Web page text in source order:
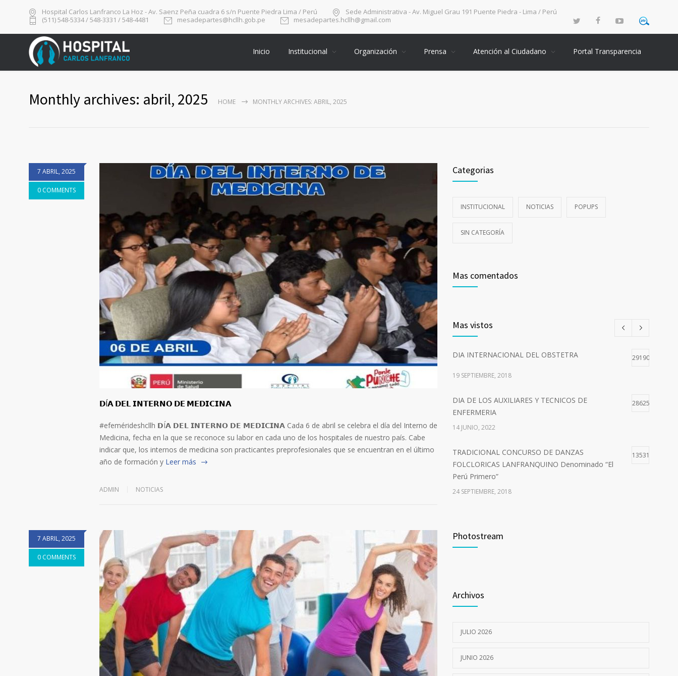
Hospital Carlos Lanfranco La Hoz - Av. Saenz Peña cuadra 6 s/n Puente Piedra Lima / Perú
Sede Administrativa - Av. Miguel Grau 191 Puente Piedra - Lima / Perú
(511) 548-5334 / 548-3331 / 548-4481
mesadepartes@hcllh.gob.pe mesadepartes.hcllh@gmail.com
Inicio Institucional Organización Prensa Atención al Ciudadano Portal Transparencia
Monthly archives: abril, 2025 HOME MONTHLY ARCHIVES: ABRIL, 2025
7 ABRIL, 2025
0 COMMENTS
𝗗Í𝗔 𝗗𝗘𝗟 𝗜𝗡𝗧𝗘𝗥𝗡𝗢 𝗗𝗘 𝗠𝗘𝗗𝗜𝗖𝗜𝗡𝗔
#efemérideshcllh 𝗗Í𝗔 𝗗𝗘𝗟 𝗜𝗡𝗧𝗘𝗥𝗡𝗢 𝗗𝗘 𝗠𝗘𝗗𝗜𝗖𝗜𝗡𝗔 Cada 6 de abril se celebra el día del Interno de
Medicina, fecha en la que se reconoce su labor en cada uno de los hospitales de nuestro país. Cabe
indicar que, los internos de medicina son practicantes preprofesionales que se encuentran en el último
año de formación y Leer más
ADMIN NOTICIAS
7 ABRIL, 2025
0 COMMENTS
Categorias
INSTITUCIONAL NOTICIAS POPUPS
SIN CATEGORÍA
Mas comentados
Mas vistos
DIA INTERNACIONAL DEL OBSTETRA 29190
19 SEPTIEMBRE, 2018
DIA DE LOS AUXILIARES Y TECNICOS DE
ENFERMERIA
28625
14 JUNIO, 2022
TRADICIONAL CONCURSO DE DANZAS
FOLCLORICAS LANFRANQUINO Denominado “El
Perú Primero”
13531
24 SEPTIEMBRE, 2018
Photostream
Archivos
JULIO 2026
JUNIO 2026